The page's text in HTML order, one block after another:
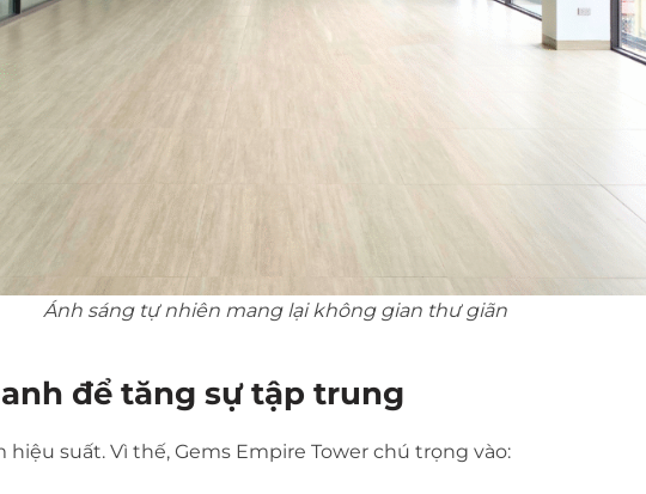
Ánh sáng tự nhiên mang lại không gian thư giãn
để tăng sự tập trung
suất. Vì thế, Gems Empire Tower chú trọng vào: